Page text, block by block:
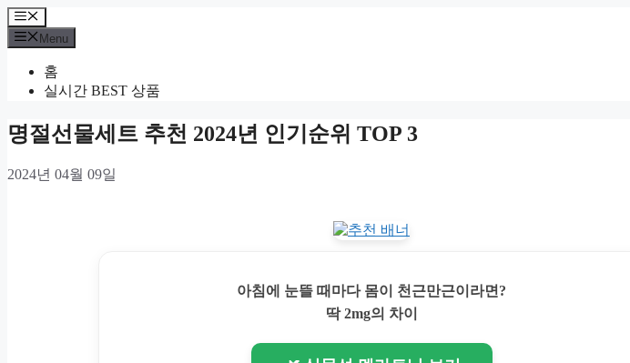
Skip
to
content
Menu
Menu
홈
실시간 BEST 상품
명절선물세트 추천 2024년 인기순위 TOP 3
2024년 04월 09일
아침에 눈뜰 때마다 몸이 천근만근이라면?
딱 2mg의 차이